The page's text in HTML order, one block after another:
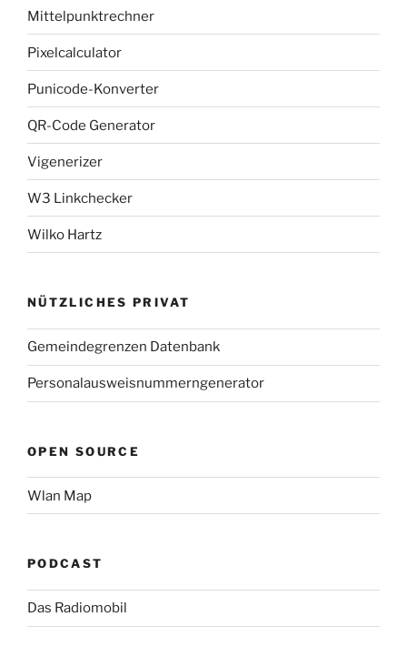
Mittelpunktrechner
Pixelcalculator
Punicode-Konverter
QR-Code Generator
Vigenerizer
W3 Linkchecker
Wilko Hartz
NÜTZLICHES PRIVAT
Gemeindegrenzen Datenbank
Personalausweisnummerngenerator
OPEN SOURCE
Wlan Map
PODCAST
Das Radiomobil